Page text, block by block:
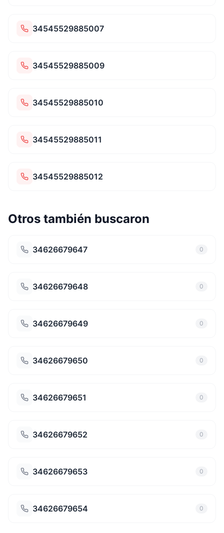
34545529885007
34545529885009
34545529885010
34545529885011
34545529885012
Otros también buscaron
34626679647 0
34626679648 0
34626679649 0
34626679650 0
34626679651 0
34626679652 0
34626679653 0
34626679654 0